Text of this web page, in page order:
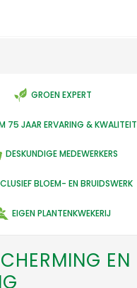
GROEN EXPERT
75 JAAR ERVARING & KWALITEIT
DESKUNDIGE MEDEWERKERS
BLOEM- EN BRUIDSWERK
EIGEN PLANTENKWEKERIJ
EN